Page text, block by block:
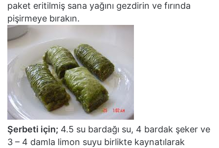
paket eritilmiş sana yağını gezdirin ve fırında
pişirmeye bırakın.
Şerbeti için; 4.5 su bardağı su, 4 bardak şeker ve
3 – 4 damla limon suyu birlikte kaynatılarak